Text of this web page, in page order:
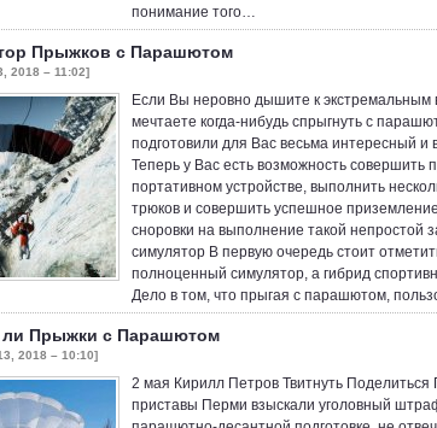
понимание того…
Прыжков с Парашютом
2018 – 11:02]
Если Вы неровно дышите к экстремальным
мечтаете когда-нибудь спрыгнуть с
подготовили для Вас весьма интересный и
Теперь у Вас есть возможность совершить
портативном устройстве, выполнить
трюков и совершить успешное
сноровки на выполнение такой непростой
симулятор В первую очередь стоит
полноценный симулятор, а гибрид
Дело в том, что прыгая с парашютом,
Прыжки с Парашютом
2018 – 10:10]
2 мая Кирилл Петров Твитнуть
приставы Перми взыскали уголовный